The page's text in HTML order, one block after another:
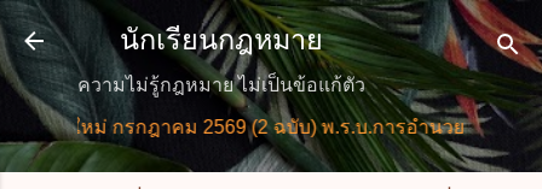
ข้ามไปที่เนื้อหาหลัก
นักเรียนกฎหมาย
ความไม่รู้กฎหมาย ไม่เป็นข้อแก้ตัว
ยใหม่ กรกฎาคม 2569 (2 ฉบับ) พ.ร.บ.การอำนวยการความส